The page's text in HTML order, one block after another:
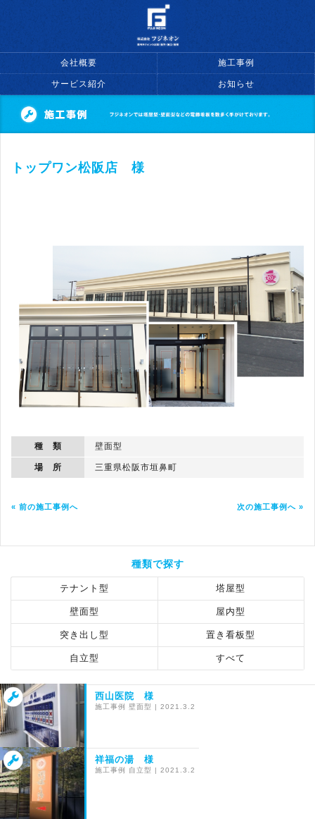
会社概要 施工事例
サービス紹介 お知らせ
トップワン松阪店 様
種 類 壁面型
場 所 三重県松阪市垣鼻町
« 前の施工事例へ 次の施工事例へ »
種類で探す
テナント型 塔屋型
壁面型 屋内型
突き出し型 置き看板型
自立型 すべて
西山医院 様
施工事例 壁面型 2021.3.2
祥福の湯 様
施工事例 自立型 2021.3.2